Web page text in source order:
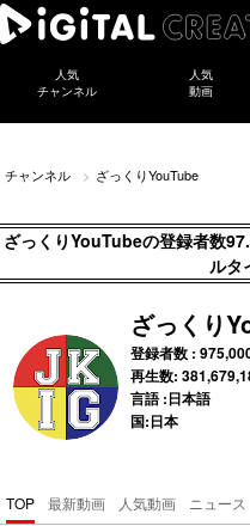
人気
チャンネル
人気
動画
チャンネル ざっくりYouTube
ざっくりYouTubeの登録者数
ルタ
ざっくり
登録者数 :
再生数:
言語 :日本語
国:日本
TOP 最新動画 人気動画 ニュース